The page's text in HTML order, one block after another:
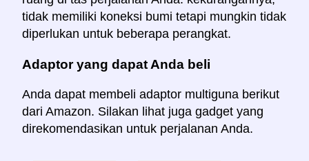
tidak memiliki koneksi bumi tetapi mungkin tidak
diperlukan untuk beberapa perangkat.
Adaptor yang dapat Anda beli
Anda dapat membeli adaptor multiguna berikut
dari Amazon. Silakan lihat juga gadget yang
direkomendasikan untuk perjalanan Anda.